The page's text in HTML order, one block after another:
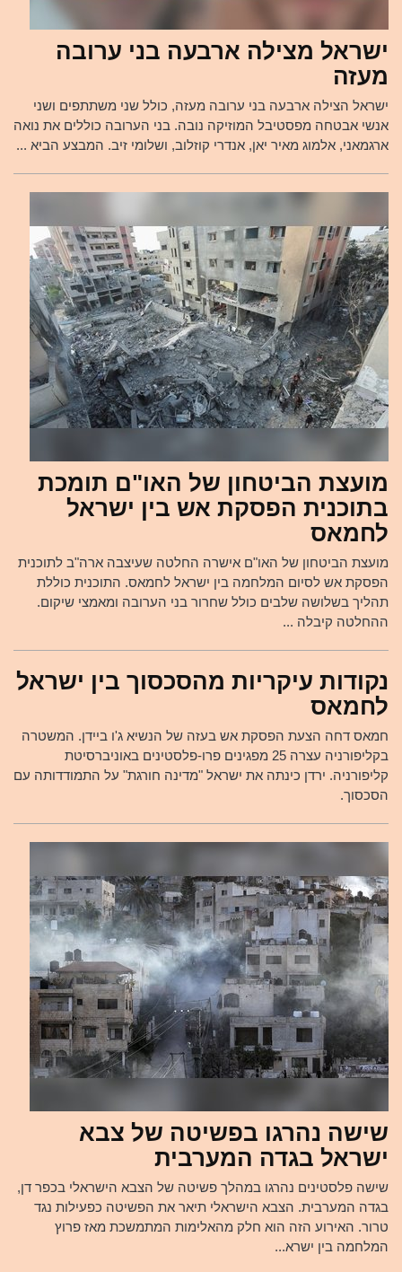
ישראל מצילה ארבעה בני ערובה
מעזה
ישראל הצילה ארבעה בני ערובה מעזה, כולל שני משתתפים ושני
אנשי אבטחה מפסטיבל המוזיקה נובה. בני הערובה כוללים את נואה
ארגמאני, אלמוג מאיר יאן, אנדרי קוזלוב, ושלומי זיב. המבצע הביא ...
מועצת הביטחון של האו"ם תומכת
בתוכנית הפסקת אש בין ישראל
לחמאס
מועצת הביטחון של האו"ם אישרה החלטה שעיצבה ארה"ב לתוכנית
הפסקת אש לסיום המלחמה בין ישראל לחמאס. התוכנית כוללת
תהליך בשלושה שלבים כולל שחרור בני הערובה ומאמצי שיקום.
ההחלטה קיבלה ...
נקודות עיקריות מהסכסוך בין ישראל
לחמאס
חמאס דחה הצעת הפסקת אש בעזה של הנשיא ג'ו ביידן. המשטרה
בקליפורניה עצרה 25 מפגינים פרו-פלסטינים באוניברסיטת
קליפורניה. ירדן כינתה את ישראל "מדינה חורגת" על התמודדותה עם
הסכסוך.
שישה נהרגו בפשיטה של צבא
ישראל בגדה המערבית
שישה פלסטינים נהרגו במהלך פשיטה של הצבא הישראלי בכפר דן,
בגדה המערבית. הצבא הישראלי תיאר את הפשיטה כפעילות נגד
טרור. האירוע הזה הוא חלק מהאלימות המתמשכת מאז פרוץ
המלחמה בין ישרא...